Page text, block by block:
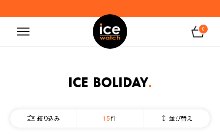
地震の影響によるお届けに関するお知らせ
無料ギフトラッピングサービス受付中
0
ICE boliday
並び替え
15
絞り込み